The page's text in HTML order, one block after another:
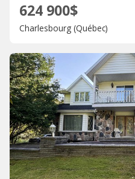
624 900$
Charlesbourg (Québec)